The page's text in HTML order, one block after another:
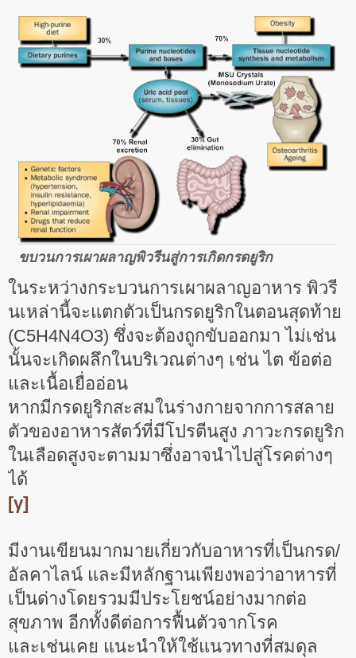
ขบวนการเผาผลาญพิวรีนสู่การเกิดกรดยูริก
ในระหว่างกระบวนการเผาผลาญอาหาร พิวรี
นเหล่านี้จะแตกตัวเป็นกรดยูริกในตอนสุดท้าย
(C5H4N4O3) ซึ่งจะต้องถูกขับออกมา ไม่เช่น
นั้นจะเกิดผลึกในบริเวณต่างๆ เช่น ไต ข้อต่อ
และเนื้อเยื่ออ่อน
หากมีกรดยูริกสะสมในร่างกายจากการสลาย
ตัวของอาหารสัตว์ที่มีโปรตีนสูง ภาวะกรดยูริก
ในเลือดสูงจะตามมาซึ่งอาจนำไปสู่โรคต่างๆ
ได้
[γ]
มีงานเขียนมากมายเกี่ยวกับอาหารที่เป็นกรด/
อัลคาไลน์ และมีหลักฐานเพียงพอว่าอาหารที่
เป็นด่างโดยรวมมีประโยชน์อย่างมากต่อ
สุขภาพ อีกทั้งดีต่อการฟื้นตัวจากโรค
และเช่นเคย แนะนำให้ใช้แนวทางที่สมดุล